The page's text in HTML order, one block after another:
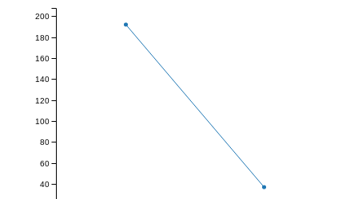
40
60
80
100
120
140
160
180
200